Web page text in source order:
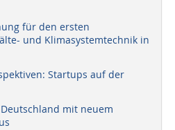
für den ersten
und Klimasystemtechnik in
Startups auf der
mit neuem